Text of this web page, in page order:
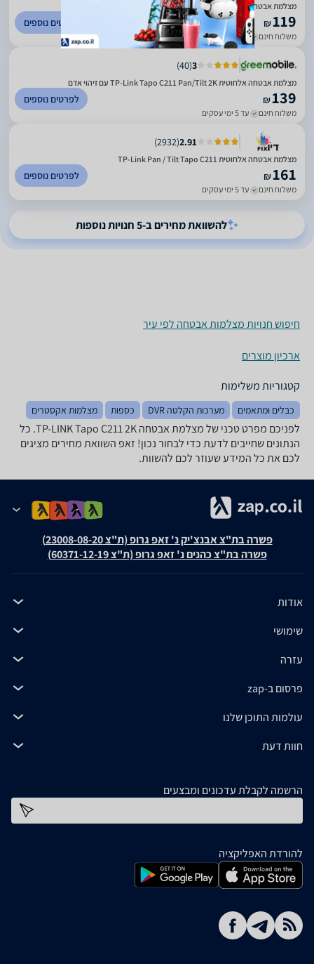
מצלמת אבטחה Tapo C211 טי פי-לינק - TP-Link TP-Link
₪119
משלוח חינם עד 6 ימי עסקים
לפרטים נוספים
3
(
40
)
מצלמת אבטחה אלחוטית TP-Link Tapo C211 Pan/Tilt 2K עם זיהוי אדם
₪139
משלוח חינם עד 5 ימי עסקים
לפרטים נוספים
2.91
(
2932
)
מצלמת אבטחה אלחוטית TP-Link Pan / Tilt Tapo C211
₪161
משלוח חינם עד 5 ימי עסקים
לפרטים נוספים
להשוואת מחירים ב-5 חנויות נוספות
חיפוש חנויות מצלמות אבטחה לפי עיר
ארכיון מוצרים
קטגוריות משלימות
כבלים ומתאמים מערכות הקלטה DVR כספות מצלמות אקסטרים
לפניכם מפרט טכני של ‏מצלמת אבטחה TP-LINK Tapo C211 2K. כל
הנתונים שחייבים לדעת כדי לבחור נכון! זאפ השוואת מחירים מציגים
לכם את כל המידע שעוזר לכם להשוות.
פשרה בת"צ אבנצ'יק נ' זאפ גרופ (ת"צ 23008-08-20)
פשרה בת"צ כהנים נ' זאפ גרופ (ת"צ 60371-12-19)
אודות
שימושי
עזרה
פרסום ב-zap
עולמות התוכן שלנו
חוות דעת
הרשמה לקבלת עדכונים ומבצעים
להורדת האפליקציה